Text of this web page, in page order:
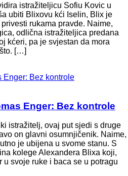
istražiteljicu Sofiu Kovic u
ubiti Blixovu kći Iselin, Blix je
rukama pravde. Naime,
odlična istražiteljica predana
kćeri, pa je svjestan da mora
[…]
Enger: Bez kontrole
istražitelj, ovaj put sjedi s druge
on glavni osumnjičenik. Naime,
je ubijena u svome stanu. S
kolege Alexandera Blixa koji,
u svoje ruke i baca se u potragu